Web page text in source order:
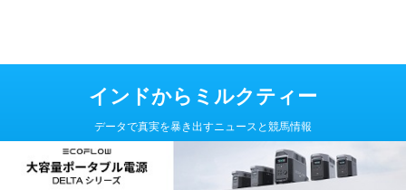
インドからミルクティー
データで真実を暴き出すニュースと競馬情報
Copyright© インドからミルクティー , 2026 All Rights Reserved Powered
AFFINGER5